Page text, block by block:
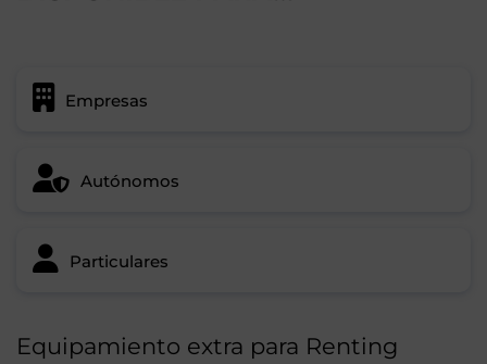
Empresas
Autónomos
Particulares
Equipamiento extra para Renting